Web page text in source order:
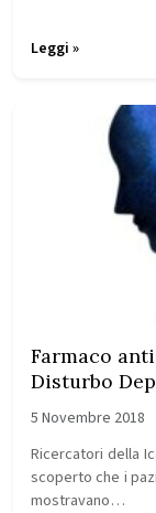
Leggi »
Farmaco
Disturbo
5 Novembre 2018
Ricercatori della
scoperto che i
mostravano…